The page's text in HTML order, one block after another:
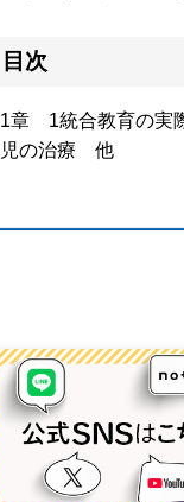
目次
1章 1統合教育の実
児の治療 他